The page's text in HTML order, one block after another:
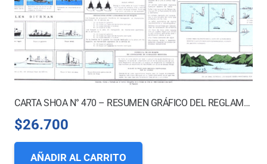
CARTA SHOA N° 470 – RESUMEN GRÁFICO DEL REGLAMENTO INTERNACIONAL PARA PREVENIR LOS ABORDAJES
$26.700
AÑADIR AL CARRITO